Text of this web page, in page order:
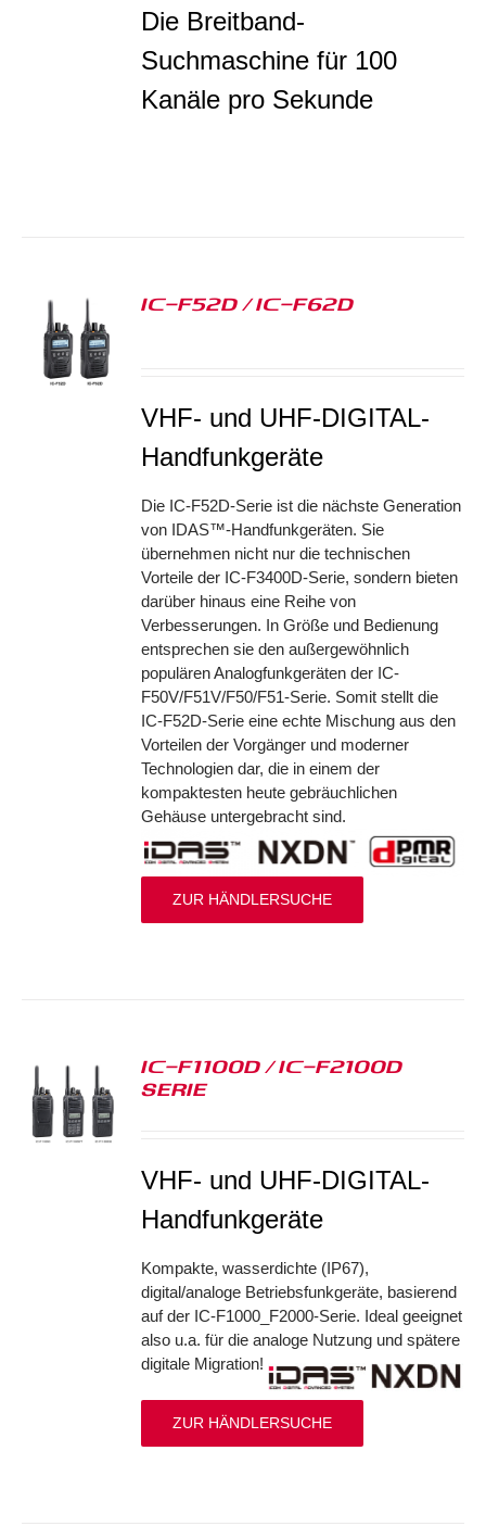
Die Breitband-
Suchmaschine für 100
Kanäle pro Sekunde
IC-F52D / IC-F62D
VHF- und UHF-DIGITAL-
Handfunkgeräte
Die IC-F52D-Serie ist die nächste Generation
von IDAS™-Handfunkgeräten. Sie
übernehmen nicht nur die technischen
Vorteile der IC-F3400D-Serie, sondern bieten
darüber hinaus eine Reihe von
Verbesserungen. In Größe und Bedienung
entsprechen sie den außergewöhnlich
populären Analogfunkgeräten der IC-
F50V/F51V/F50/F51-Serie. Somit stellt die
IC-F52D-Serie eine echte Mischung aus den
Vorteilen der Vorgänger und moderner
Technologien dar, die in einem der
kompaktesten heute gebräuchlichen
Gehäuse untergebracht sind.
ZUR HÄNDLERSUCHE
IC-F1100D / IC-F2100D
SERIE
VHF- und UHF-DIGITAL-
Handfunkgeräte
Kompakte, wasserdichte (IP67),
digital/analoge Betriebsfunkgeräte, basierend
auf der IC-F1000_F2000-Serie. Ideal geeignet
also u.a. für die analoge Nutzung und spätere
digitale Migration!
ZUR HÄNDLERSUCHE